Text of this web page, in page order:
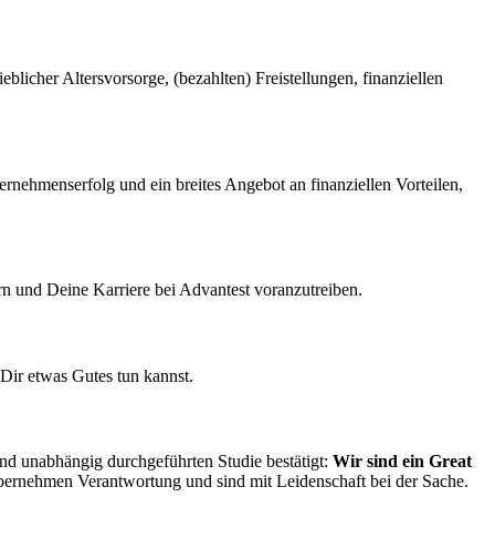
Altersvorsorge, (bezahlten) Freistellungen, finanziellen
und ein breites Angebot an finanziellen Vorteilen,
und Deine Karriere bei Advantest voranzutreiben.
etwas Gutes tun kannst.
unabhängig durchgeführten Studie bestätigt: Wir sind ein Great
Verantwortung und sind mit Leidenschaft bei der Sache.